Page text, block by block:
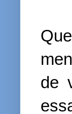
de